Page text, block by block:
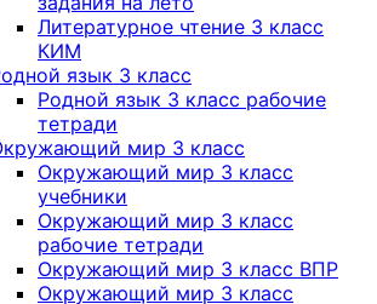
Литературное чтение 3 класс
КИМ
язык 3 класс
Родной язык 3 класс рабочие
тетради
мир 3 класс
Окружающий мир 3 класс
учебники
Окружающий мир 3 класс
рабочие тетради
Окружающий мир 3 класс ВПР
Окружающий мир 3 класс